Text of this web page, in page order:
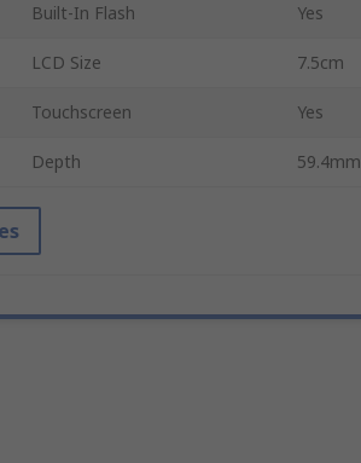
Built-In Flash Yes
LCD Size 7.5cm
Touchscreen Yes
Depth 59.4mm